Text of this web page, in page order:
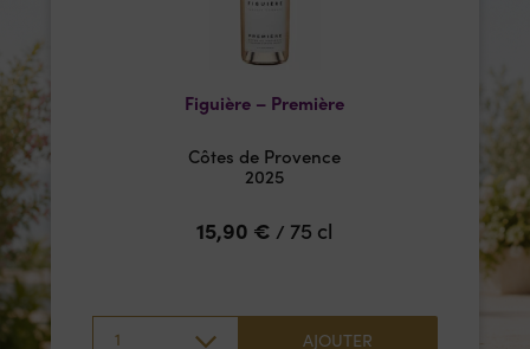
Figuière – Première
Côtes de Provence
2025
15,90 € / 75 cl
1 AJOUTER